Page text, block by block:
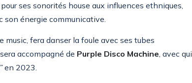
ses sonorités house aux influences ethniques,
son énergie communicative.
music, fera danser la foule avec ses tubes
accompagné de Purple Disco Machine, avec qui
en 2023.